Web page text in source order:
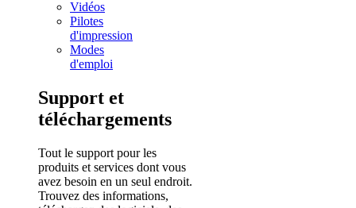
Vidéos
Pilotes
d'impression
Modes
d'emploi
Support et
téléchargements
Tout le support pour les
produits et services dont vous
avez besoin en un seul endroit.
Trouvez des informations,